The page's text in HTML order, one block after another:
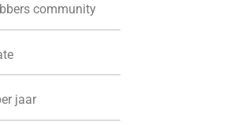
community
jaar